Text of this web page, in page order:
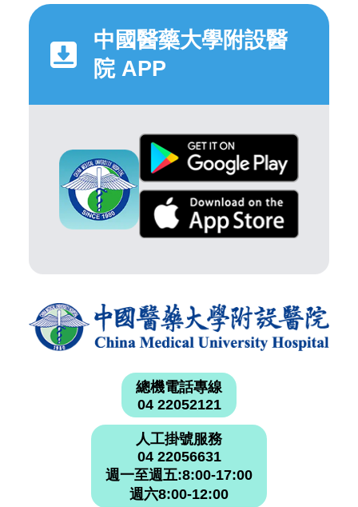
中國醫藥大學附設醫
院 APP
總機電話專線
04 22052121
人工掛號服務
04 22056631
週一至週五:8:00-17:00
週六8:00-12:00